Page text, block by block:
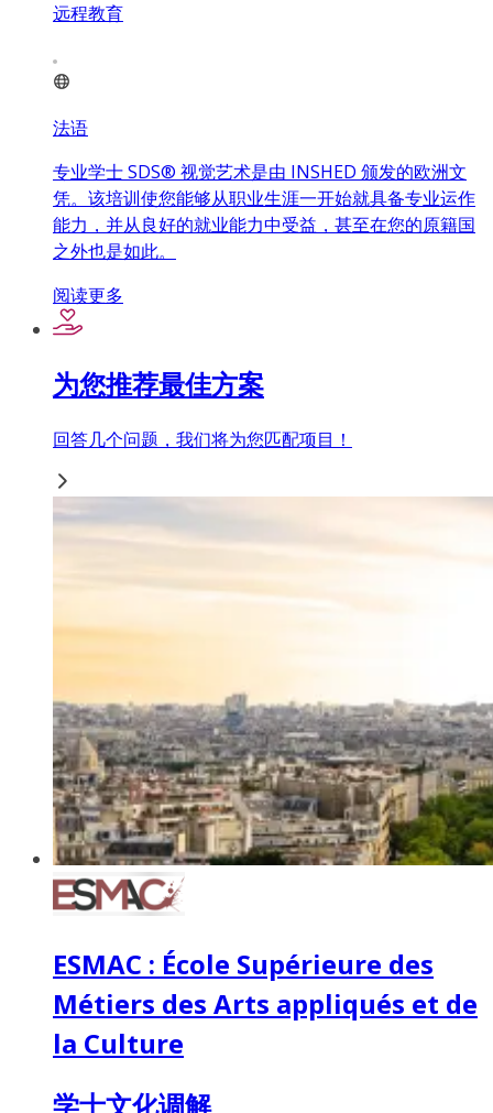
远程教育
法语
专业学士 SDS® 视觉艺术是由 INSHED 颁发的欧洲文
凭。该培训使您能够从职业生涯一开始就具备专业运作
能力，并从良好的就业能力中受益，甚至在您的原籍国
之外也是如此。
阅读更多
为您推荐最佳方案
回答几个问题，我们将为您匹配项目！
ESMAC : École Supérieure des
Métiers des Arts appliqués et de
la Culture
学士文化调解